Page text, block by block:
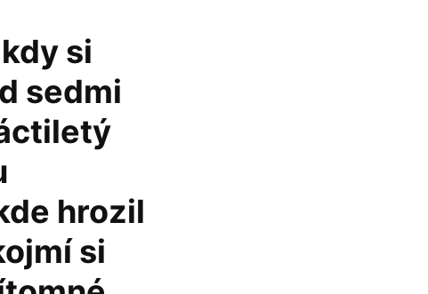
si
sedmi
hrozil
si